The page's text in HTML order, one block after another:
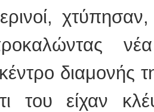
διαμονής
του είχαν